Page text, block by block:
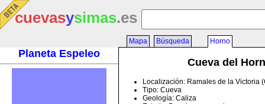
cuevasysimas.es
Planeta Espeleo
Mapa Búsqueda Horno
Cueva del
Localización: Ramales de la Victoria
Tipo: Cueva
Geología: Caliza